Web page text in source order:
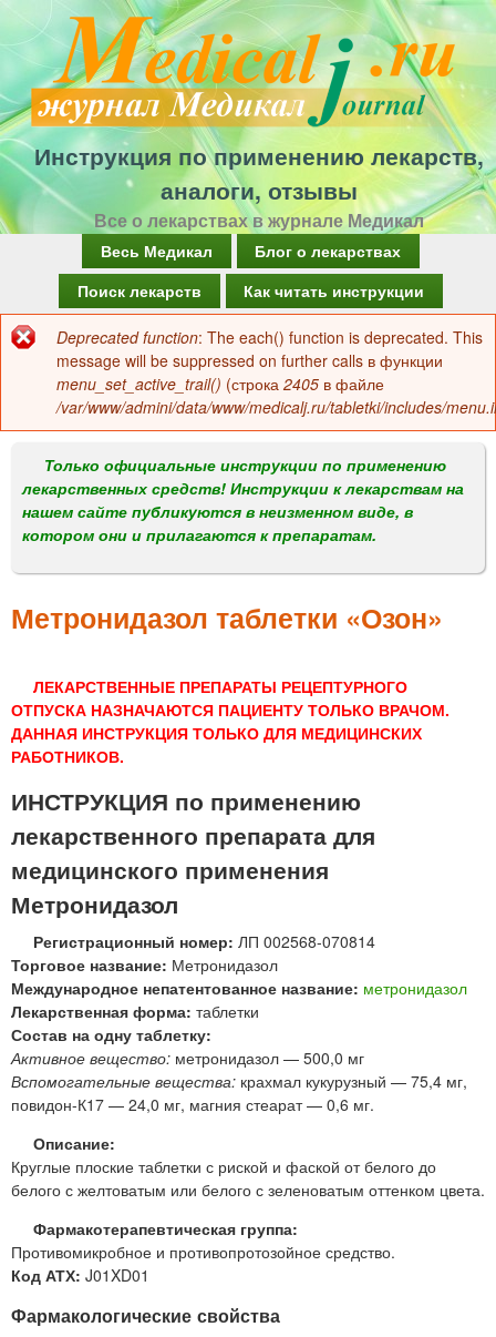
Перейти
к
основному
содержанию
Инструкция по применению лекарств,
аналоги, отзывы
Все о лекарствах в журнале Медикал
а
в
о
м
е
н
Весь Медикал
Блог о лекарствах
Поиск лекарств
Как читать инструкции
Сообщение
об
ошибке
Deprecated function: The each() function is deprecated. This
message will be suppressed on further calls в функции
menu_set_active_trail() (строка 2405 в файле
/var/www/admini/data/www/medicalj.ru/tabletki/includes/
Только официальные инструкции по применению
лекарственных средств! Инструкции к лекарствам на
нашем сайте публикуются в неизменном виде, в
котором они и прилагаются к препаратам.
Метронидазол таблетки «Озон»
ЛЕКАРСТВЕННЫЕ ПРЕПАРАТЫ РЕЦЕПТУРНОГО
ОТПУСКА НАЗНАЧАЮТСЯ ПАЦИЕНТУ ТОЛЬКО ВРАЧОМ.
ДАННАЯ ИНСТРУКЦИЯ ТОЛЬКО ДЛЯ МЕДИЦИНСКИХ
РАБОТНИКОВ.
ИНСТРУКЦИЯ по применению
лекарственного препарата для
медицинского применения
Метронидазол
Регистрационный номер: ЛП 002568-070814
Торговое название: Метронидазол
Международное непатентованное название: метронидазол
Лекарственная форма: таблетки
Состав на одну таблетку:
Активное вещество: метронидазол — 500,0 мг
Вспомогательные вещества: крахмал кукурузный — 75,4 мг,
повидон-К17 — 24,0 мг, магния стеарат — 0,6 мг.
Описание:
Круглые плоские таблетки с риской и фаской от белого до
белого с желтоватым или белого с зеленоватым оттенком цвета.
Фармакотерапевтическая группа:
Противомикробное и противопротозойное средство.
Код АТХ: J01XD01
Фармакологические свойства